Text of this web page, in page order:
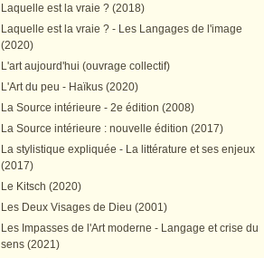
Laquelle est la vraie ? (2018)
Laquelle est la vraie ? - Les Langages de l'image
(2020)
L'art aujourd'hui (ouvrage collectif)
L'Art du peu - Haïkus (2020)
La Source intérieure - 2e édition (2008)
La Source intérieure : nouvelle édition (2017)
La stylistique expliquée - La littérature et ses enjeux
(2017)
Le Kitsch (2020)
Les Deux Visages de Dieu (2001)
Les Impasses de l'Art moderne - Langage et crise du
sens (2021)